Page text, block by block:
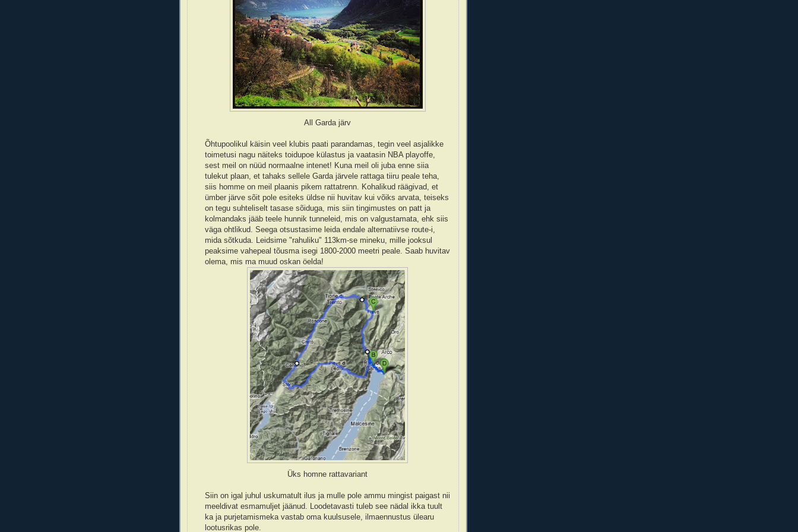
All Garda järv
Õhtupoolikul käisin veel klubis paati parandamas, tegin veel asjalikke
toimetusi nagu näiteks toidupoe külastus ja vaatasin NBA playoffe,
sest meil on nüüd normaalne intenet! Kuna meil oli juba enne siia
tulekut plaan, et tahaks sellele Garda järvele rattaga tiiru peale teha,
siis homme on meil plaanis pikem rattatrenn. Kohalikud räägivad, et
ümber järve sõit pole esiteks üldse nii huvitav kui võiks arvata, teiseks
on tegu suhteliselt tasase sõiduga, mis siin tingimustes on patt ja
kolmandaks jääb teele hunnik tunneleid, mis on valgustamata, ehk siis
väga ohtlikud. Seega otsustasime leida endale alternatiivse route-i,
mida sõtkuda. Leidsime "rahuliku" 113km-se mineku, mille jooksul
peaksime vahepeal tõusma isegi 1800-2000 meetri peale. Saab huvitav
olema, mis ma muud oskan öelda!
Üks homne rattavariant
Siin on igal juhul uskumatult ilus ja mulle pole ammu mingist paigast nii
meeldivat esmamuljet jäänud. Loodetavasti tuleb see nädal ikka tuult
ka ja purjetamismeka vastab oma kuulsusele, ilmaennustus ülearu
lootusrikas pole.